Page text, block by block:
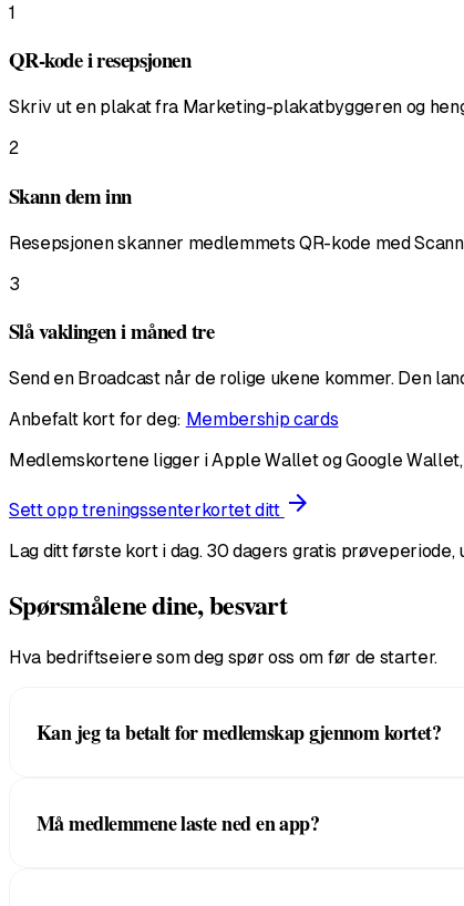
1
QR-kode i resepsjonen
Skriv ut en plakat fra Marketing-plakatbyggeren og
2
Skann dem inn
Resepsjonen skanner medlemmets QR-kode med
3
Slå vaklingen i måned tre
Send en Broadcast når de rolige ukene kommer. Den
Anbefalt kort for deg: Membership cards
Medlemskortene ligger i Apple Wallet og Google
Sett opp treningssenterkortet ditt arrow_forward
Lag ditt første kort i dag. 30 dagers gratis
Spørsmålene dine, besvart
Hva bedriftseiere som deg spør oss om før de starter.
Kan jeg ta betalt for medlemskap gjennom kortet?
et lavtidsmedlem ser andre fordeler enn en som går
Må medlemmene laste ned en app?